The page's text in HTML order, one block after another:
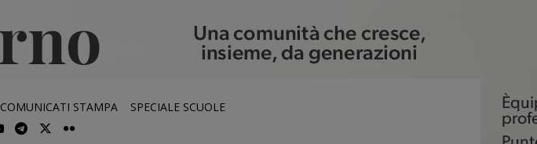
COMUNICATI STAMPA SPECIALE SCUOLE